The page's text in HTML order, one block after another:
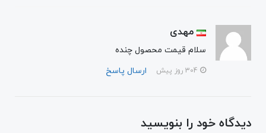
مهدی
سلام قیمت محصول چنده
ارسال پاسخ
دیدگاه خود را بنویسید